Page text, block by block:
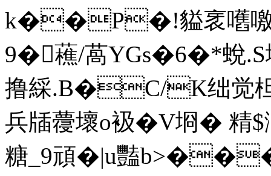
k��P�!貖衺嚿噭篖
9�藮/萵YGs�6�*蛻.S
撸綵.B�C/K绌觉
兵牐蘉壞o衱�V埛�
糖_9 頑�|u豔